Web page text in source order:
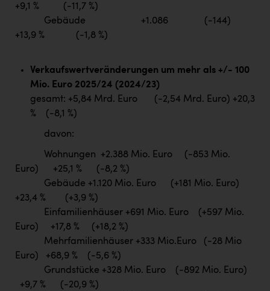
+9,1 % (-11,7 %)
Gebäude +1.086 (-144)
+13,9 % (-1,8 %)
Verkaufswertveränderungen um mehr als +/- 100
Mio. Euro 2025/24 (2024/23)
gesamt: +5,84 Mrd. Euro (-2,54 Mrd. Euro) +20,3
% (-8,1 %)
davon:
Wohnungen +2.388 Mio. Euro (-853 Mio.
Euro) +25,1 % (-8,2 %)
Gebäude +1.120 Mio. Euro (+181 Mio. Euro)
+23,4 % (+3,9 %)
Einfamilienhäuser +691 Mio. Euro (+597 Mio.
Euro) +17,8 % (+18,2 %)
Mehrfamilienhäuser +333 Mio.Euro (-28 Mio
Euro) +68,9 % (-5,6 %)
Grundstücke +328 Mio. Euro (-892 Mio. Euro)
+9,7 % (-20,9 %)